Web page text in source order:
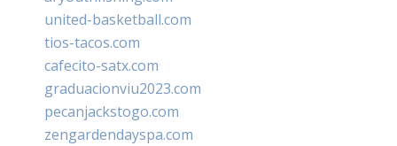
united-basketball.com
tios-tacos.com
cafecito-satx.com
graduacionviu2023.com
pecanjackstogo.com
zengardendayspa.com